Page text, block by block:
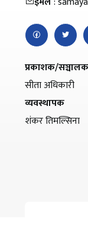
प्रकाशक/सञ्चालक
सीता अधिकारी
व्यवस्थापक
शंकर तिमल्सिना